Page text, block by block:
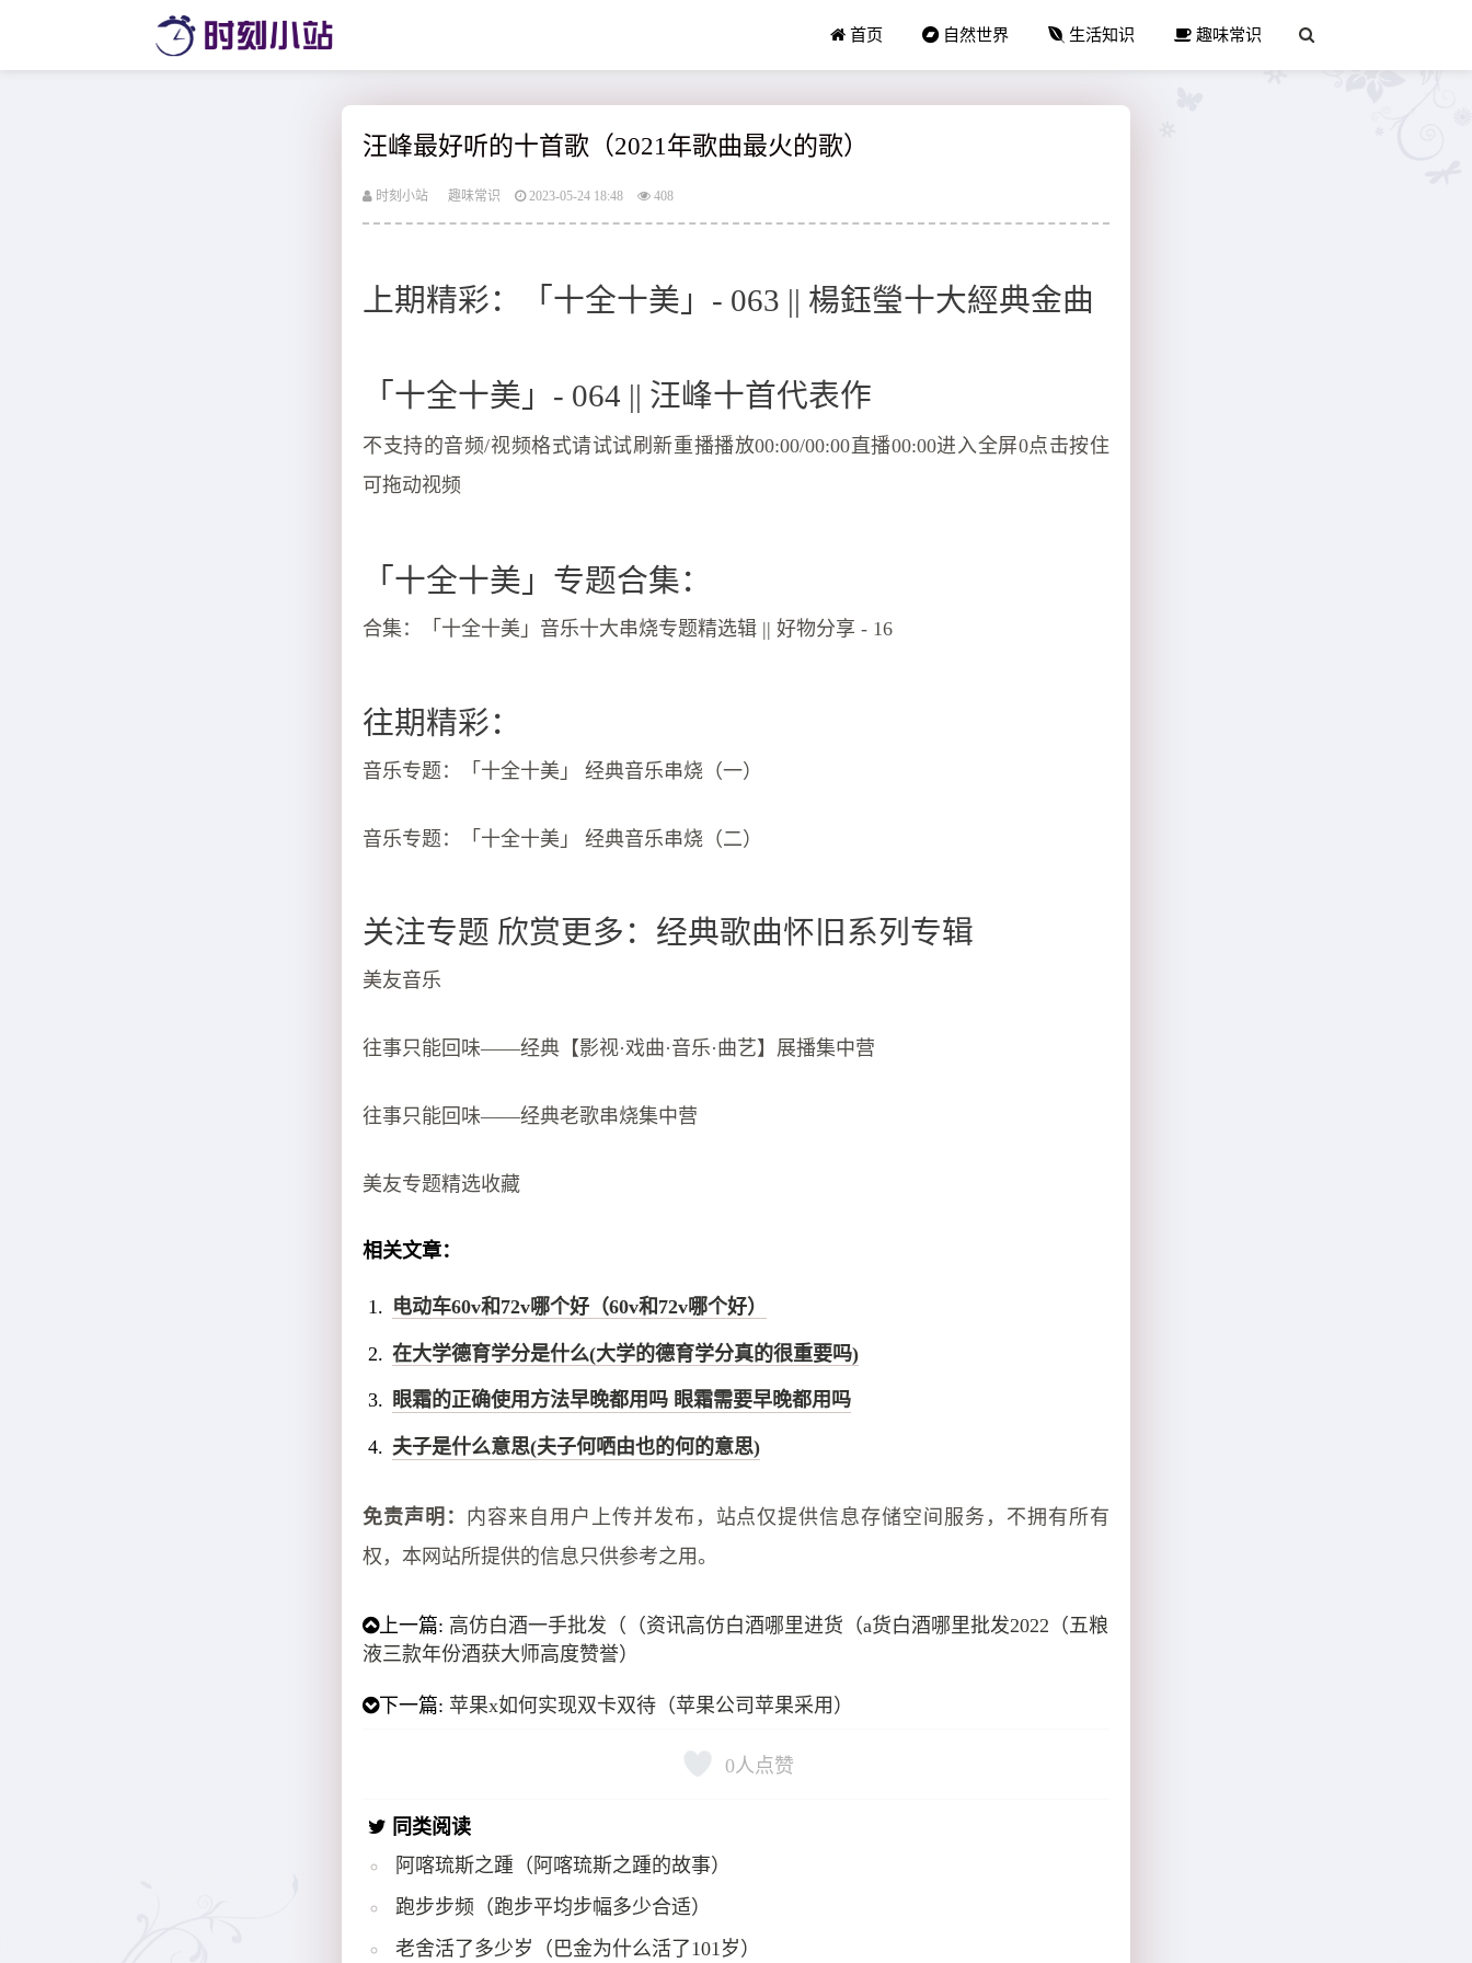
首页 自然世界 生活知识 趣味常识
汪峰最好听的十首歌（2021年歌曲最火的歌）
时刻小站 趣味常识 2023-05-24 18:48 408
上期精彩：「十全十美」- 063 || 楊鈺瑩十大經典金曲
「十全十美」- 064 || 汪峰十首代表作
不支持的音频/视频格式请试试刷新重播播放00:00/00:00直播00:00进入全屏0点击按住
可拖动视频
「十全十美」专题合集：
合集：「十全十美」音乐十大串烧专题精选辑 || 好物分享 - 16
往期精彩：
音乐专题：「十全十美」 经典音乐串烧（一）
音乐专题：「十全十美」 经典音乐串烧（二）
关注专题 欣赏更多：经典歌曲怀旧系列专辑
美友音乐
往事只能回味——经典【影视·戏曲·音乐·曲艺】展播集中营
往事只能回味——经典老歌串烧集中营
美友专题精选收藏
相关文章：
电动车60v和72v哪个好（60v和72v哪个好）
在大学德育学分是什么(大学的德育学分真的很重要吗)
眼霜的正确使用方法早晚都用吗 眼霜需要早晚都用吗
夫子是什么意思(夫子何哂由也的何的意思)
免责声明： 内容来自用户上传并发布，站点仅提供信息存储空间服务，不拥有所有
权，本网站所提供的信息只供参考之用。
上一篇: 高仿白酒一手批发（（资讯高仿白酒哪里进货（a货白酒哪里批发2022（五粮
液三款年份酒获大师高度赞誉）
下一篇: 苹果x如何实现双卡双待（苹果公司苹果采用）
0人点赞
同类阅读
阿喀琉斯之踵（阿喀琉斯之踵的故事）
跑步步频（跑步平均步幅多少合适）
老舍活了多少岁（巴金为什么活了101岁）